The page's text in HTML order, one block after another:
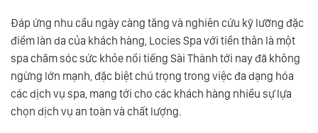
Đáp ứng nhu cầu ngày càng tăng và nghiên cứu kỹ lưỡng đặc
điểm làn da của khách hàng, Locies Spa với tiền thân là một
spa chăm sóc sức khỏe nổi tiếng Sài Thành tới nay đã không
ngừng lớn mạnh, đặc biệt chú trọng trong việc đa dạng hóa
các dịch vụ spa, mang tới cho các khách hàng nhiều sự lựa
chọn dịch vụ an toàn và chất lượng.